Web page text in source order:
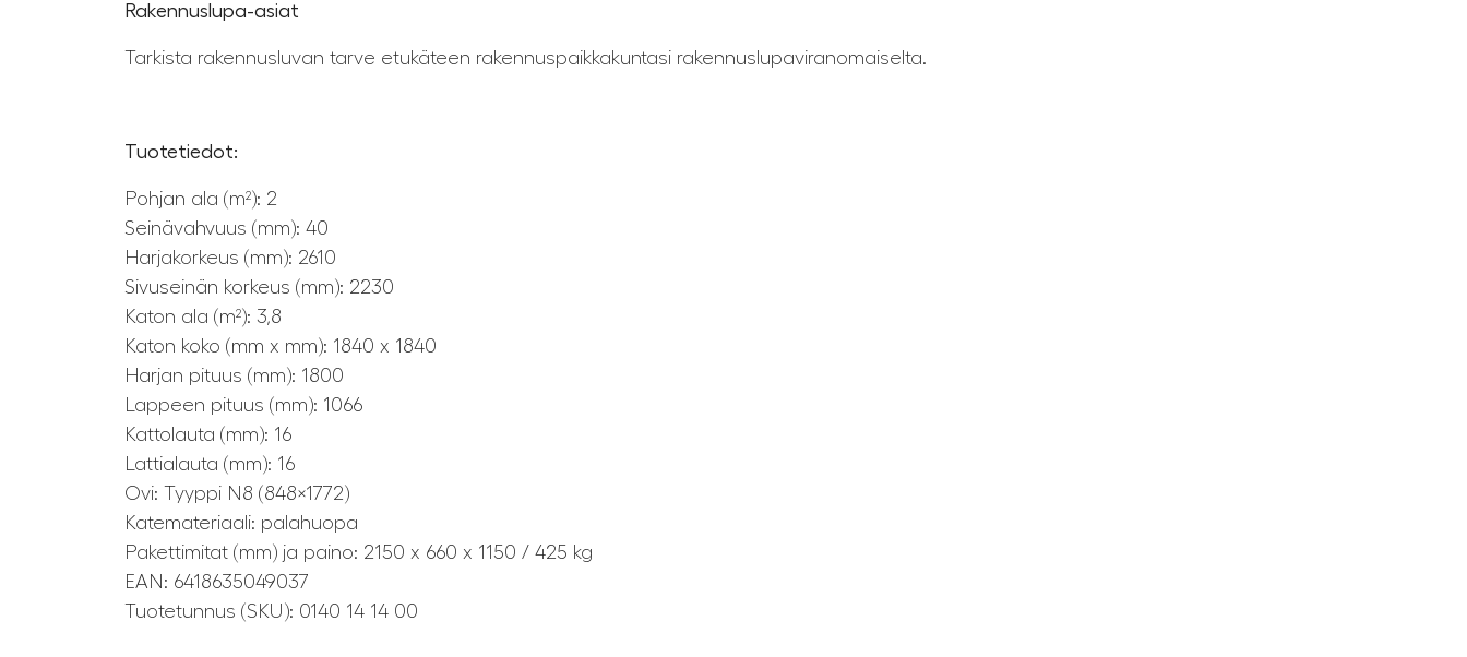
Rakennuslupa-asiat
Tarkista rakennusluvan tarve etukäteen rakennuspaikkakuntasi rakennuslupaviranomaiselta.
Tuotetiedot:
Pohjan ala (m²): 2
Seinävahvuus (mm): 40
Harjakorkeus (mm): 2610
Sivuseinän korkeus (mm): 2230
Katon ala (m²): 3,8
Katon koko (mm x mm): 1840 x 1840
Harjan pituus (mm): 1800
Lappeen pituus (mm): 1066
Kattolauta (mm): 16
Lattialauta (mm): 16
Ovi: Tyyppi N8 (848×1772)
Katemateriaali: palahuopa
Pakettimitat (mm) ja paino: 2150 x 660 x 1150 / 425 kg
EAN: 6418635049037
Tuotetunnus (SKU): 0140 14 14 00